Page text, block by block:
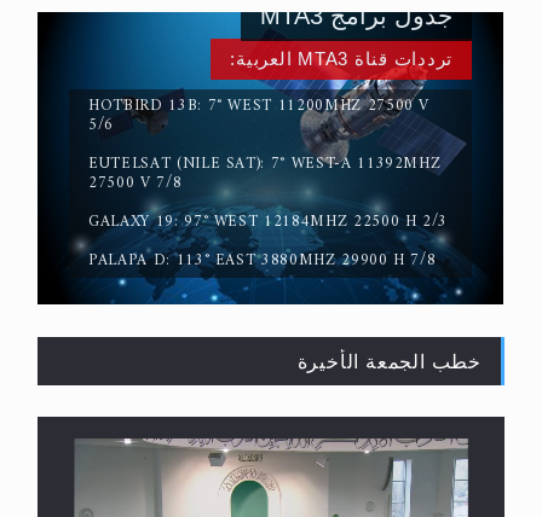
حقيقة المسيح الدجال
القرآن قاضٍ وحكمٌ على السنة ومهيمنٌ عليها.. ليس
العكس
ترددات قناة MTA3 العربية:
HOTBIRD 13B: 7° WEST 11200MHZ 27500 V
5/6
EUTELSAT (NILE SAT): 7° WEST-A 11392MHZ
27500 V 7/8
GALAXY 19: 97° WEST 12184MHZ 22500 H 2/3
PALAPA D: 113° EAST 3880MHZ 29900 H 7/8
جدول برامج MTA3
خطب الجمعة الأخيرة